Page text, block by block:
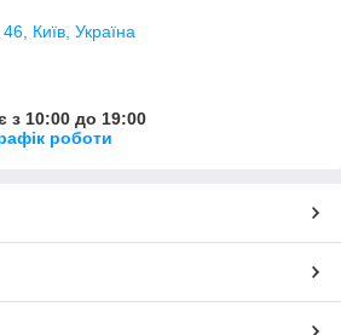
Київ, Україна
з 10:00 до 19:00
роботи